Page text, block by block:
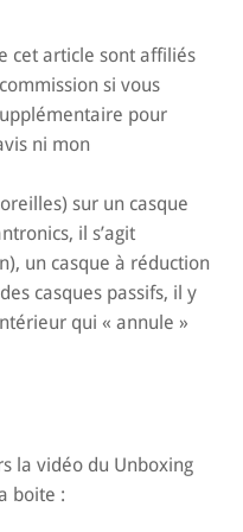
cet article sont affiliés
si vous
pour
ni mon
sur un casque
il s’agit
un casque à réduction
casques passifs, il y
qui « annule »
la vidéo du Unboxing
boite :